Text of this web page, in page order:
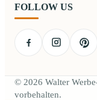
FOLLOW US
© 2026 Walter
vorbehalten.